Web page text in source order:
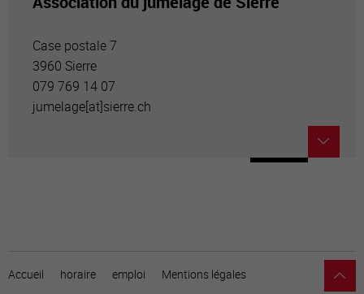
Case postale 7
3960 Sierre
079 769 14 07
jumelage[at]sierre.ch
Accueil horaire emploi Mentions légales